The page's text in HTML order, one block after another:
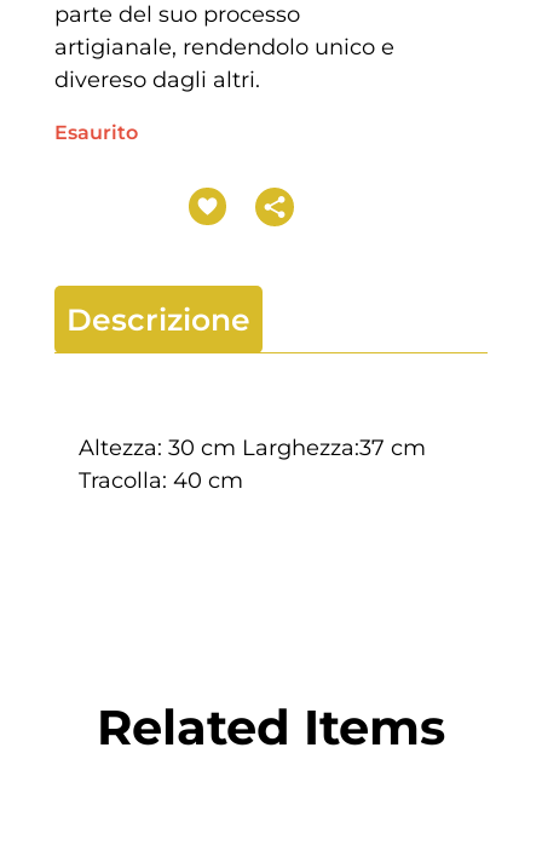
parte del suo processo
artigianale, rendendolo unico e
divereso dagli altri.
Esaurito
Descrizione
Altezza: 30 cm Larghezza:37 cm
Tracolla: 40 cm
Related Items